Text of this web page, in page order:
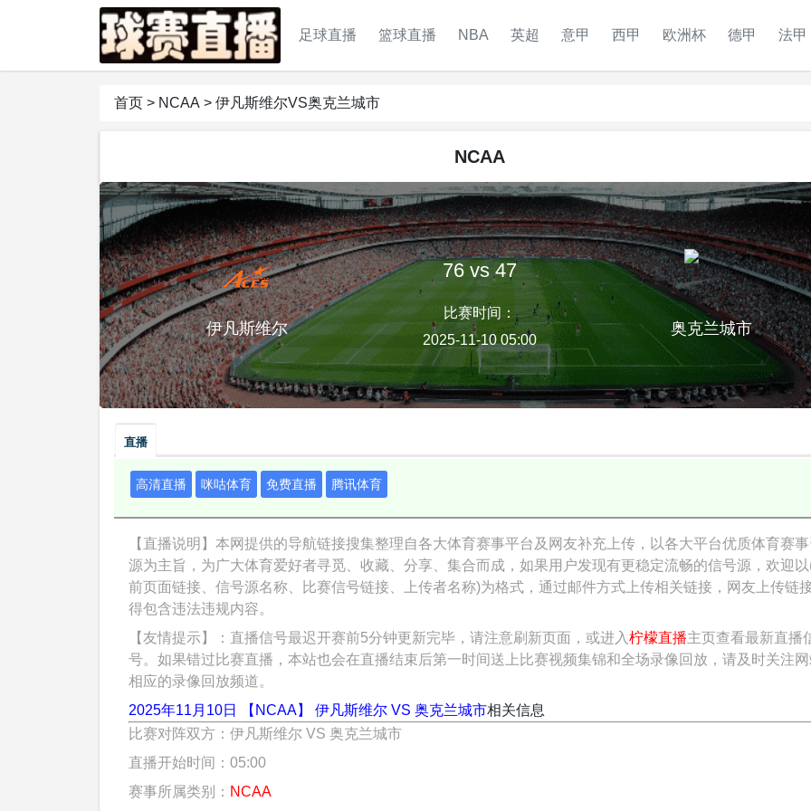
足球直播 篮球直播 NBA 英超 意甲 西甲 欧洲杯 德甲 法甲
首页 > NCAA > 伊凡斯维尔VS奥克兰城市
NCAA
伊凡斯维尔
76 vs 47
比赛时间：
2025-11-10 05:00
奥克兰城市
直播
高清直播 咪咕体育 免费直播 腾讯体育
【直播说明】本网提供的导航链接搜集整理自各大体育赛事平台及网友补充上传，以各大平台优质体育赛事
源为主旨，为广大体育爱好者寻觅、收藏、分享、集合而成，如果用户发现有更稳定流畅的信号源，欢迎以
前页面链接、信号源名称、比赛信号链接、上传者名称)为格式，通过邮件方式上传相关链接，网友上传链
得包含违法违规内容。
【友情提示】：直播信号最迟开赛前5分钟更新完毕，请注意刷新页面，或进入 柠檬直播主页查看最新直播
号。如果错过比赛直播，本站也会在直播结束后第一时间送上比赛视频集锦和全场录像回放，请及时关注
相应的录像回放频道。
2025年11月10日 【NCAA】 伊凡斯维尔 VS 奥克兰城市相关信息
比赛对阵双方：伊凡斯维尔 VS 奥克兰城市
直播开始时间：05:00
赛事所属类别： NCAA